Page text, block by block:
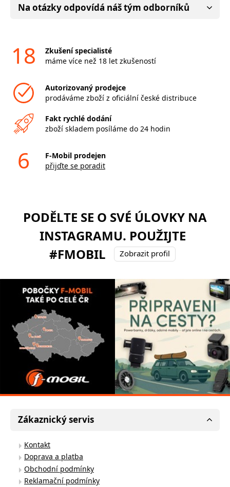
Na otázky odpovídá náš tým odborníků
18
Zkušení specialisté
máme více než 18 let zkušeností
Autorizovaný prodejce
prodáváme zboží z oficiální české distribuce
Fakt rychlé dodání
zboží skladem posíláme do 24 hodin
6
F-Mobil prodejen
přijďte se poradit
PODĚLTE SE O SVÉ ÚLOVKY NA
INSTAGRAMU. POUŽIJTE
#FMOBIL
Zobrazit profil
Zákaznický servis
Kontakt
Doprava a platba
Obchodní podmínky
Reklamační podmínky